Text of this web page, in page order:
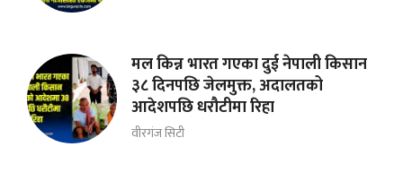
मल किन्न भारत गएका दुई नेपाली किसान
३८ दिनपछि जेलमुक्त, अदालतको
आदेशपछि धरौटीमा रिहा
वीरगंज सिटी